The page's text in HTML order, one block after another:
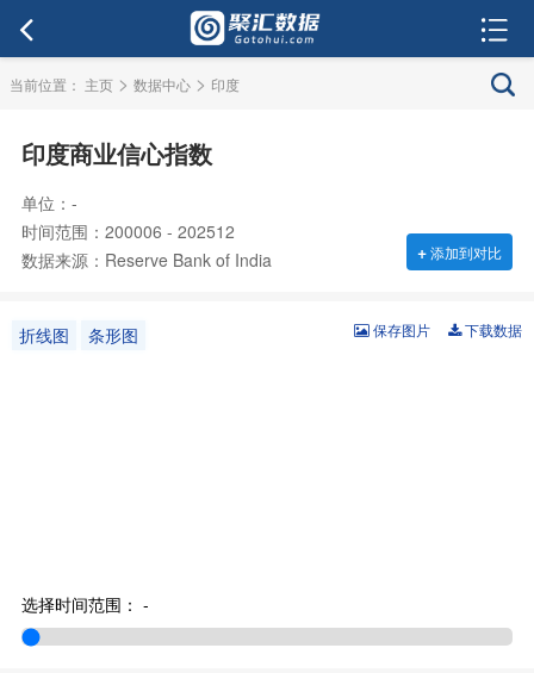
当前位置： 主页 > 数据中心 > 印度
印度商业信心指数
单位：-
时间范围：200006 - 202512
数据来源：Reserve Bank of India
+添加到对比
折线图 条形图 下载数据
保存图片
选择时间范围： -